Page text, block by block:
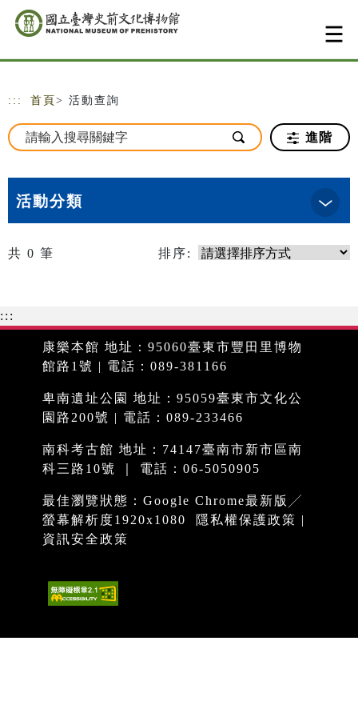
跳到主要內容
網站導覽
::: 首頁 > 活動查詢
進階
活動分類
共 0 筆 排序:
:::
康樂本館 地址：95060臺東市豐田里博物
館路1號 | 電話：089-381166
卑南遺址公園 地址：95059臺東市文化公
園路200號 | 電話：089-233466
南科考古館 地址：74147臺南市新市區南
科三路10號 ｜ 電話：06-5050905
最佳瀏覽狀態：Google Chrome最新版╱
螢幕解析度1920x1080
隱私權保護政策 |
資訊安全政策